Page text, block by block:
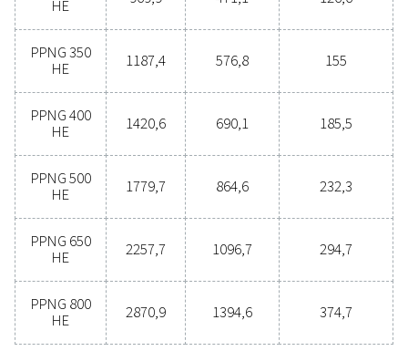
düşünüyor musunuz? Seçim açık - kesinlikle
Sahada gaz üretimi; azaltılmış maliyetler, hassas
daha düşük nakliye emisyonları, gelişmiş güvenlik
zorlukların ortadan kaldırılması gibi çok sayıda
Sahada azot üretiminin her açıdan daha etkili ve
çözüm olduğu kanıtlanmıştır. Bu geçişin
fayda sağlayabileceği hakkında daha fazla bilgi
uzmanlarımızla iletişime geçin.
Azot uzmanlarımızla hemen iletişime
Genel özellikler: